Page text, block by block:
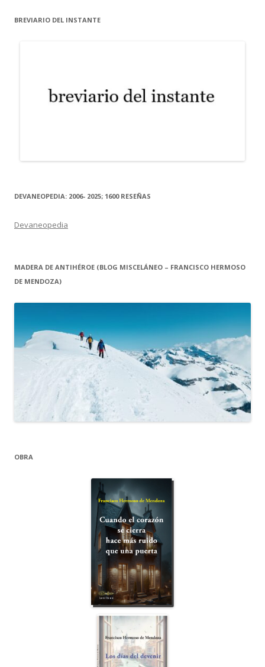
BREVIARIO DEL INSTANTE
DEVANEOPEDIA: 2006- 2025; 1600 RESEÑAS
Devaneopedia
MADERA DE ANTIHÉROE (BLOG MISCELÁNEO – FRANCISCO HERMOSO
DE MENDOZA)
OBRA